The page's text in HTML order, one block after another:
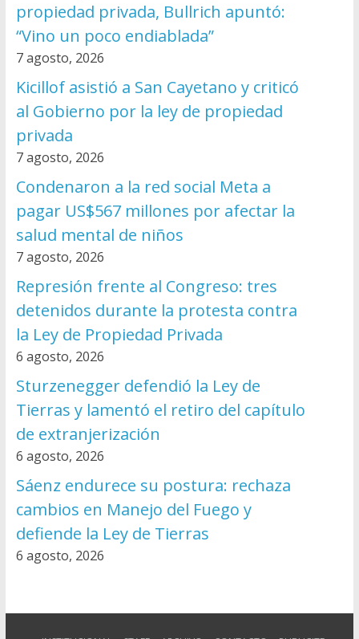
propiedad privada, Bullrich apuntó:
“Vino un poco endiablada”
7 agosto, 2026
Kicillof asistió a San Cayetano y criticó
al Gobierno por la ley de propiedad
privada
7 agosto, 2026
Condenaron a la red social Meta a
pagar US$567 millones por afectar la
salud mental de niños
7 agosto, 2026
Represión frente al Congreso: tres
detenidos durante la protesta contra
la Ley de Propiedad Privada
6 agosto, 2026
Sturzenegger defendió la Ley de
Tierras y lamentó el retiro del capítulo
de extranjerización
6 agosto, 2026
Sáenz endurece su postura: rechaza
cambios en Manejo del Fuego y
defiende la Ley de Tierras
6 agosto, 2026